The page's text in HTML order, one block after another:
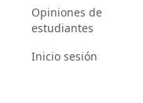
Opiniones de
estudiantes
Inicio sesión